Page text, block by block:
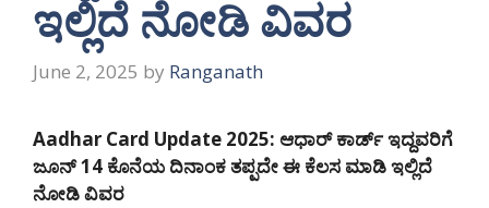
ಇಲ್ಲಿದೆ ನೋಡಿ ವಿವರ
June 2, 2025 by Ranganath
Aadhar Card Update 2025: ಆಧಾರ್ ಕಾರ್ಡ್ ಇದ್ದವರಿಗೆ
ಜೂನ್ 14 ಕೊನೆಯ ದಿನಾಂಕ ತಪ್ಪದೇ ಈ ಕೆಲಸ ಮಾಡಿ ಇಲ್ಲಿದೆ
ನೋಡಿ ವಿವರ